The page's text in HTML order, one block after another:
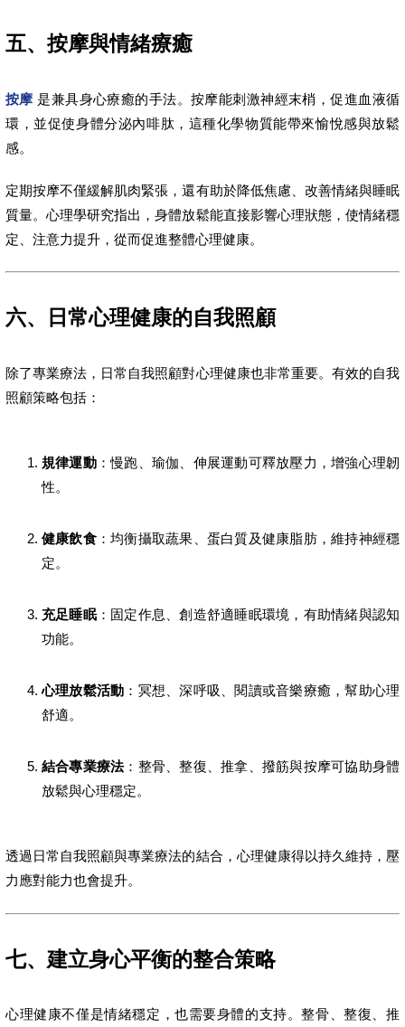
五、按摩與情緒療癒
按摩 是兼具身心療癒的手法。按摩能刺激神經末梢，促進血液循
環，並促使身體分泌內啡肽，這種化學物質能帶來愉悅感與放鬆
感。
定期按摩不僅緩解肌肉緊張，還有助於降低焦慮、改善情緒與睡眠
質量。心理學研究指出，身體放鬆能直接影響心理狀態，使情緒穩
定、注意力提升，從而促進整體心理健康。
六、日常心理健康的自我照顧
除了專業療法，日常自我照顧對心理健康也非常重要。有效的自我
照顧策略包括：
規律運動：慢跑、瑜伽、伸展運動可釋放壓力，增強心理韌
性。
健康飲食：均衡攝取蔬果、蛋白質及健康脂肪，維持神經穩
定。
充足睡眠：固定作息、創造舒適睡眠環境，有助情緒與認知
功能。
心理放鬆活動 ：冥想、深呼吸、閱讀或音樂療癒，幫助心理
舒適。
結合專業療法：整骨、整復、推拿、撥筋與按摩可協助身體
放鬆與心理穩定。
透過日常自我照顧與專業療法的結合，心理健康得以持久維持，壓
力應對能力也會提升。
七、建立身心平衡的整合策略
心理健康不僅是情緒穩定，也需要身體的支持。整骨、整復、推